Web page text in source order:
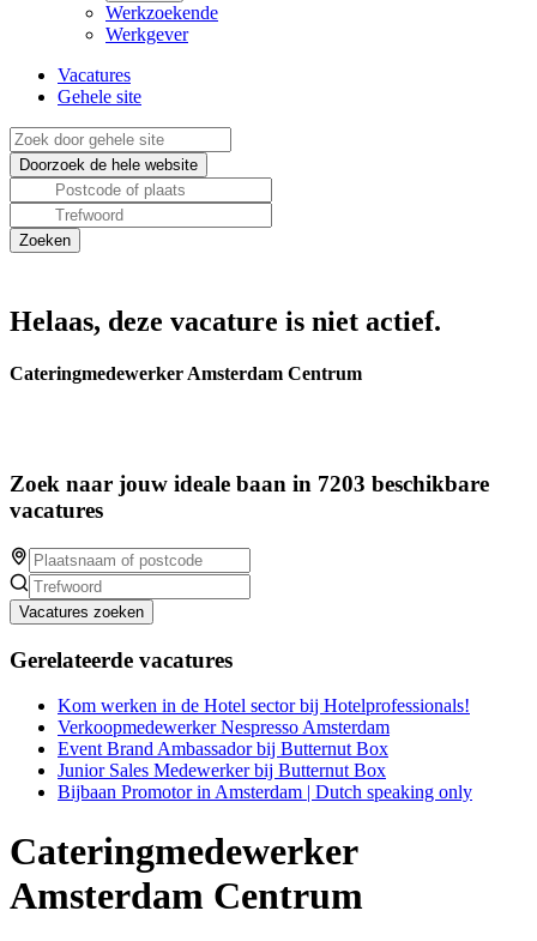
Werkzoekende
Werkgever
Vacatures
Gehele site
Helaas, deze vacature is niet actief.
Cateringmedewerker Amsterdam Centrum
Zoek naar jouw ideale baan in 7203 beschikbare
vacatures
Vacatures zoeken
Gerelateerde vacatures
Kom werken in de Hotel sector bij Hotelprofessionals!
Verkoopmedewerker Nespresso Amsterdam
Event Brand Ambassador bij Butternut Box
Junior Sales Medewerker bij Butternut Box
Bijbaan Promotor in Amsterdam | Dutch speaking only
Cateringmedewerker
Amsterdam Centrum